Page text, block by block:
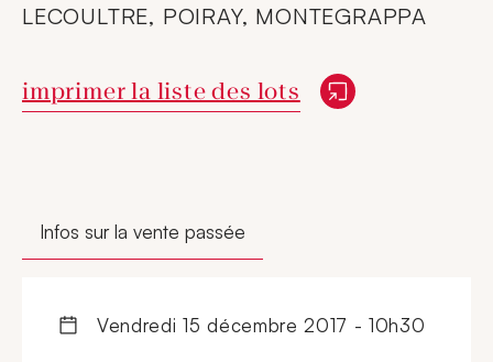
LECOULTRE, POIRAY, MONTEGRAPPA
Nouvelle fenêtre
imprimer la liste des lots
Infos sur la vente passée
vendredi 15 décembre 2017 - 10h30